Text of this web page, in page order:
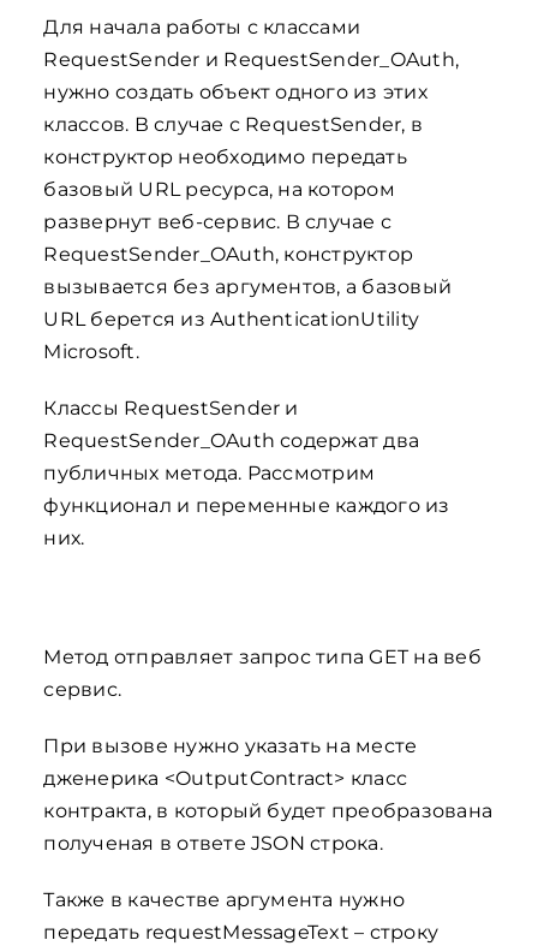
Для начала работы с классами
RequestSender и RequestSender_OAuth,
нужно создать объект одного из этих
классов. В случае с RequestSender, в
конструктор необходимо передать
базовый URL ресурса, на котором
развернут веб-сервис. В случае с
RequestSender_OAuth, конструктор
вызывается без аргументов, а базовый
URL берется из AuthenticationUtility
Microsoft.
Классы RequestSender и
RequestSender_OAuth содержат два
публичных метода. Рассмотрим
функционал и переменные каждого из
них.
Метод отправляет запрос типа GET на веб
сервис.
При вызове нужно указать на месте
дженерика <OutputContract> класс
контракта, в который будет преобразована
полученая в ответе JSON строка.
Также в качестве аргумента нужно
передать requestMessageText – строку